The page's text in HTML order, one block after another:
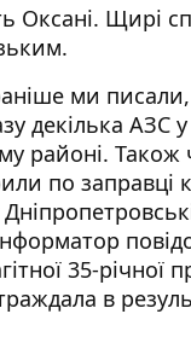
Оксані. Щирі
ми
декілька АЗС у
районі. Також
по заправці
35-річної
в